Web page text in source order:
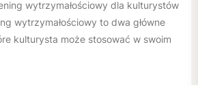
wytrzymałościowy dla kulturystów
wytrzymałościowy to dwa główne
kulturysta może stosować w swoim